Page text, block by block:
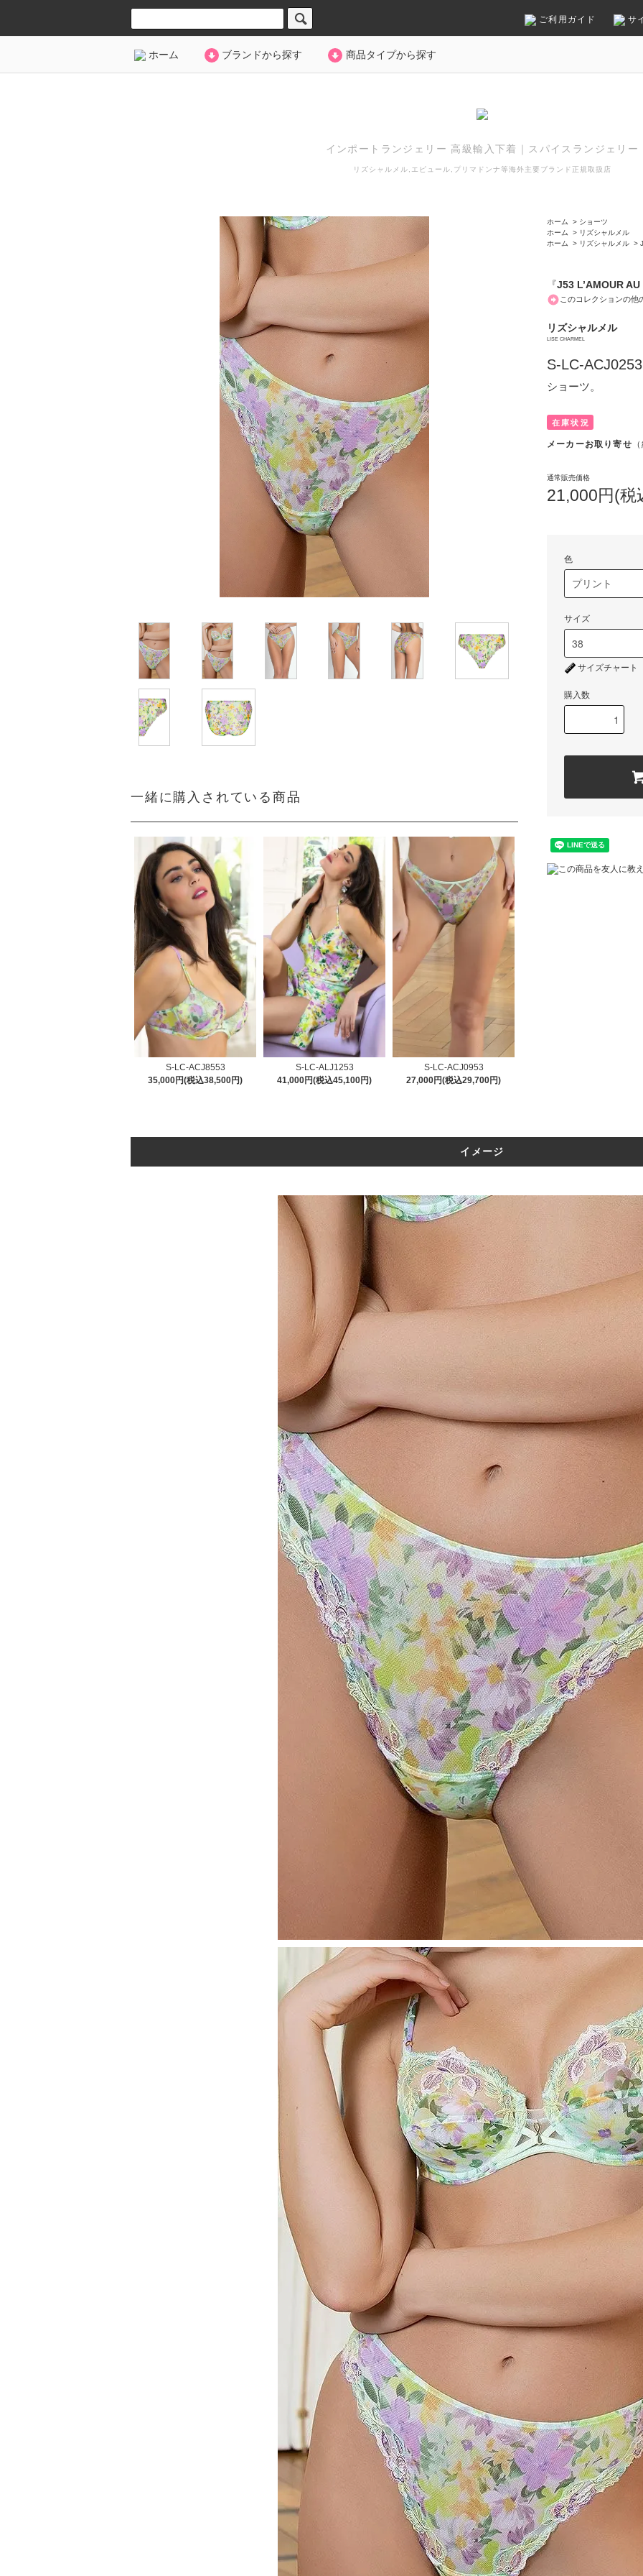
ご利用ガイド サ
ホーム ブランドから探す 商品タイプから探す
インポートランジェリー 高級輸入下着 スパイスランジェリー
リズシャルメル,エピュール,プリマドンナ等海外主要ブランド正規取扱店
一緒に購入されている商品
S-LC-ACJ8553
35,000円(税込38,500円)
S-LC-ALJ1253
41,000円(税込45,100円)
S-LC-ACJ0953
27,000円(税込29,700円)
ホーム > ショーツ
ホーム
> リズシャルメル
ホーム
> リズシャルメル >
『J53 L’AMOUR
このコレクションの他
リズシャルメル
LISE CHARMEL
S-LC-ACJ0253
ショーツ。
在庫状況
メーカーお取り寄せ
通常販売価格
21,000円(税
色
サイズ
サイズチャート
購入数
この商品を友人に教
イメージ